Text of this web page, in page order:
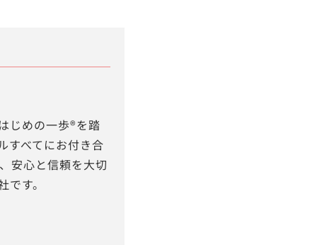
じめの一歩®を踏
すべてにお付き合
安心と信頼を大切
す。